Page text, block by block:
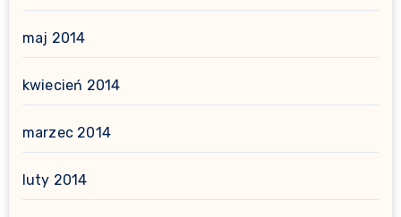
maj 2014
kwiecień 2014
marzec 2014
luty 2014